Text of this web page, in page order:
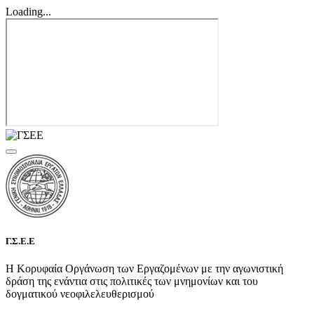
Loading...
Γ.Σ.Ε.Ε
Η Κορυφαία Οργάνωση των Εργαζομένων με την αγωνιστική
δράση της ενάντια στις πολιτικές των μνημονίων και του
δογματικού νεοφιλελευθερισμού